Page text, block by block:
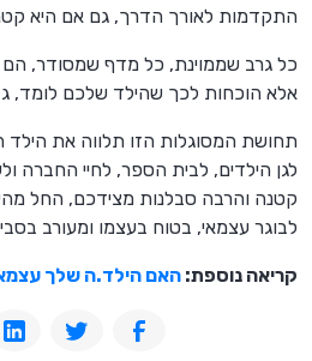
התקדמות לאורך הדרך, גם אם היא
כל גרב שממוינת, כל מדף שמסודר, הם
אלא הוכחות לכך שהילד שלכם לומד,
תחושת המסוגלות הזו תלווה את הילד
לגן הילדים, לבית הספר, לחיי החברה
קטנה והרבה סבלנות מצידכם, החל
לבוגר עצמאי, בטוח בעצמו ומעורב
קריאה נוספת: האם הילד.ה שלך